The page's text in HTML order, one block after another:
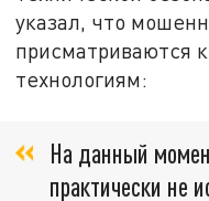
указал, что
присматриваются
технологиям:
На данный
практически не